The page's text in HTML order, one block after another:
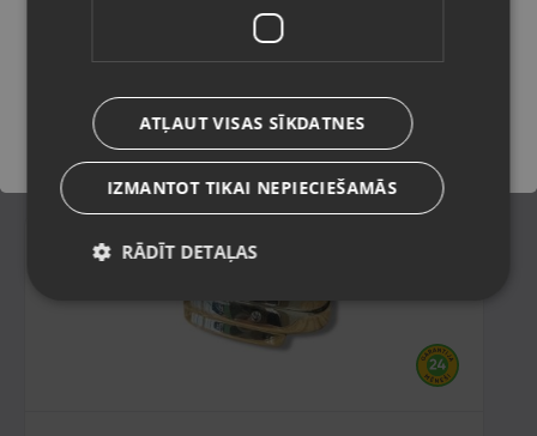
Stāvoklis Restaurēts (Garantija 24 mēneši)
183.00 €
8.32€/mēn.
Saglabāt
ATĻAUT VISAS SĪKDATNES
IZMANTOT TIKAI NEPIECIEŠAMĀS
RĀDĪT DETAĻAS